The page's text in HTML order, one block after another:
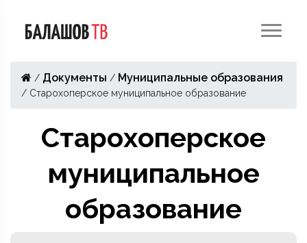
/ Документы / Муниципальные образования
/ Старохоперское муниципальное образование
Старохоперское
муниципальное
образование